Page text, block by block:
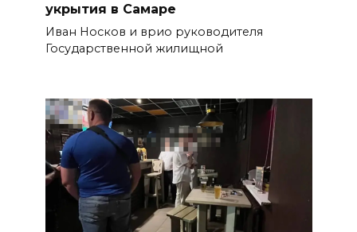
укрытия в Самаре
Иван Носков и врио руководителя
Государственной жилищной